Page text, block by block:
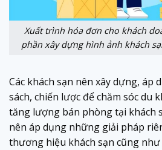
Xuất trình hóa đơn cho khách
phần xây dựng hình ảnh khách
Các khách sạn nên xây dựng, áp
sách, chiến lược để chăm sóc du
tăng lượng bán phòng tại khách
nên áp dụng những giải pháp
thương hiệu khách sạn cũng